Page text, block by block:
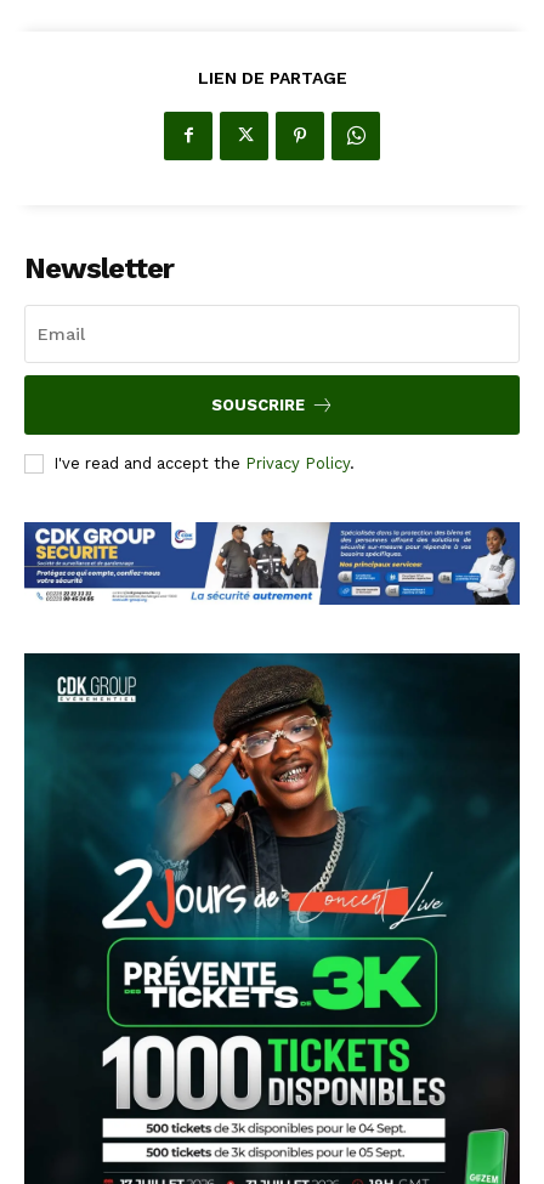
LIEN DE PARTAGE
Newsletter
SOUSCRIRE
I've read and accept the Privacy Policy.